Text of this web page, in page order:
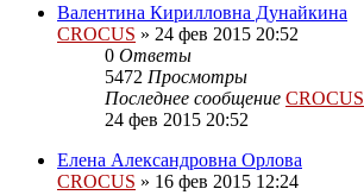
Валентина Кирилловна Дунайкина
CROCUS » 24 фев 2015 20:52
0 Ответы
5472 Просмотры
Последнее сообщение CROCUS
24 фев 2015 20:52
Елена Александровна Орлова
CROCUS » 16 фев 2015 12:24